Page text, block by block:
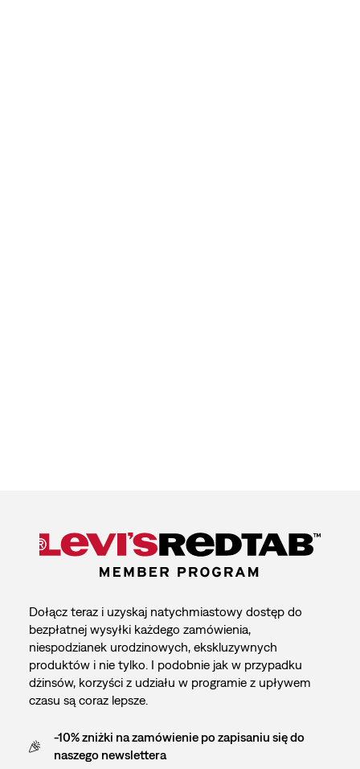
Dołącz teraz i uzyskaj natychmiastowy dostęp do
bezpłatnej wysyłki każdego zamówienia,
niespodzianek urodzinowych, ekskluzywnych
produktów i nie tylko. I podobnie jak w przypadku
dżinsów, korzyści z udziału w programie z upływem
czasu są coraz lepsze.
-10% zniżki na zamówienie po zapisaniu się do
naszego newslettera